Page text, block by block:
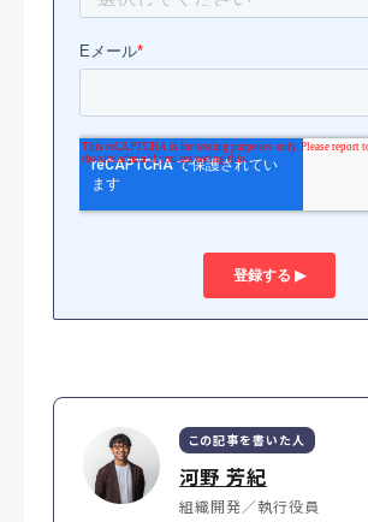
この記事を書いた人
河野 芳紀
組織開発／執行役員